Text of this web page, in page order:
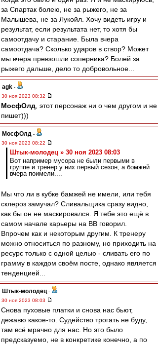
за Спартак болею, не за рыжего, не за
Малышева, не за Лукойл. Хочу видеть игру и
результат, если результата нет, то хотя бы
самоотдачу и старание. Была вчера
самоотдача? Сколько ударов в створ? Может
мы вчера превзошли соперника? Болей за
рыжего дальше, дело то добровольное...
agk -
30 ноя 2023 08:32
МосфОлд , этот персонаж ни о чем другом и не
пишет)))
МосфОлд -
30 ноя 2023 08:22
Штык-молодец » 30 ноя 2023 08:03
Вот например мусора не были первыми в
группе и тренер у них первый сезон, а бомжей
вчера поимели....
Мы что ли в кубке бамжей не имели, или тебя
склероз замучал? Сливальщика сразу видно,
как бы он не маскировался. Я тебе это ещё в
самом начале карьеры на ВВ говорил.
Впрочем как и некоторым другим. К тренеру
можно относиться по разному, но приходить на
ресурс только с одной целью - сливать его по
грамму в каждом своём посте, однако является
тенденцией...
Штык-молодец -
30 ноя 2023 08:03
Снова пуховые платки и снова нас бьют,
дежавю какое-то. Судейство трогать не буду,
там всё мрачно для нас. Но это было
предсказуемо, не в конкретике конечно, а по